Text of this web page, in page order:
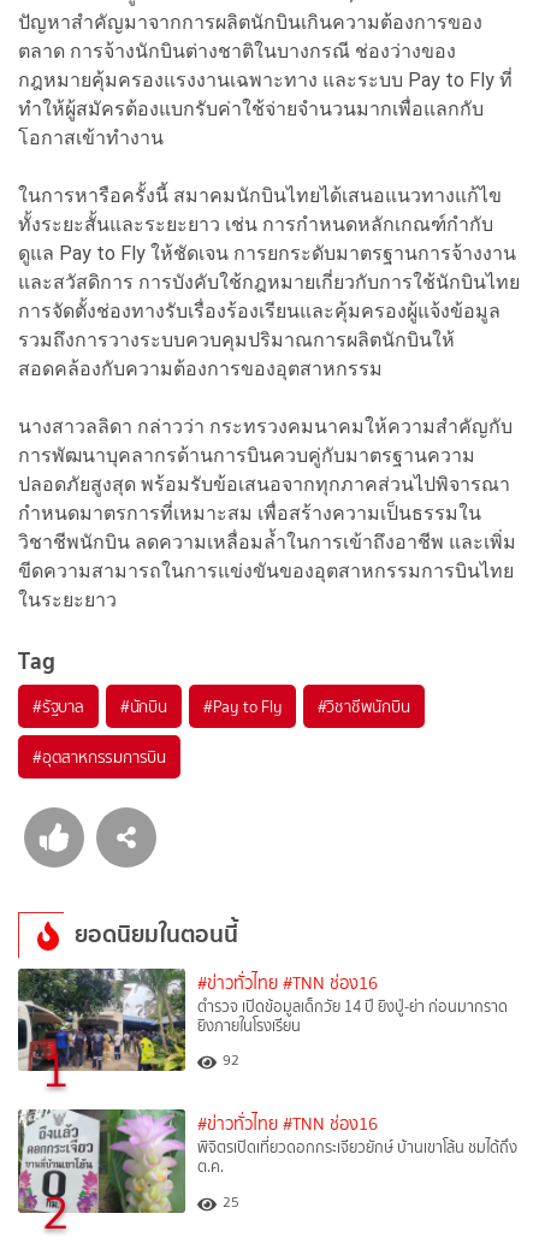
ปัญหาสำคัญมาจากการผลิตนักบินเกินความต้องการของ
ตลาด การจ้างนักบินต่างชาติในบางกรณี ช่องว่างของ
กฎหมายคุ้มครองแรงงานเฉพาะทาง และระบบ Pay to Fly ที่
ทำให้ผู้สมัครต้องแบกรับค่าใช้จ่ายจำนวนมากเพื่อแลกกับ
โอกาสเข้าทำงาน
ในการหารือครั้งนี้ สมาคมนักบินไทยได้เสนอแนวทางแก้ไข
ทั้งระยะสั้นและระยะยาว เช่น การกำหนดหลักเกณฑ์กำกับ
ดูแล Pay to Fly ให้ชัดเจน การยกระดับมาตรฐานการจ้างงาน
และสวัสดิการ การบังคับใช้กฎหมายเกี่ยวกับการใช้นักบินไทย
การจัดตั้งช่องทางรับเรื่องร้องเรียนและคุ้มครองผู้แจ้งข้อมูล
รวมถึงการวางระบบควบคุมปริมาณการผลิตนักบินให้
สอดคล้องกับความต้องการของอุตสาหกรรม
นางสาวลลิดา กล่าวว่า กระทรวงคมนาคมให้ความสำคัญกับ
การพัฒนาบุคลากรด้านการบินควบคู่กับมาตรฐานความ
ปลอดภัยสูงสุด พร้อมรับข้อเสนอจากทุกภาคส่วนไปพิจารณา
กำหนดมาตรการที่เหมาะสม เพื่อสร้างความเป็นธรรมใน
วิชาชีพนักบิน ลดความเหลื่อมล้ำในการเข้าถึงอาชีพ และเพิ่ม
ขีดความสามารถในการแข่งขันของอุตสาหกรรมการบินไทย
ในระยะยาว
Tag
#รัฐบาล #นักบิน #Pay to Fly #วิชาชีพนักบิน
#อุตสาหกรรมการบิน
ยอดนิยมในตอนนี้
1
#ข่าวทั่วไทย #TNN ช่อง16
ตำรวจ เปิดข้อมูลเด็กวัย 14 ปี ยิงปู่-ย่า ก่อนมากราด
ยิงภายในโรงเรียน
92
2
#ข่าวทั่วไทย #TNN ช่อง16
พิจิตรเปิดเที่ยวดอกกระเจียวยักษ์ บ้านเขาโล้น ชมได้ถึง
ต.ค.
25